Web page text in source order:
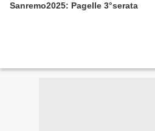
Sanremo2025: Pagelle 3°serata